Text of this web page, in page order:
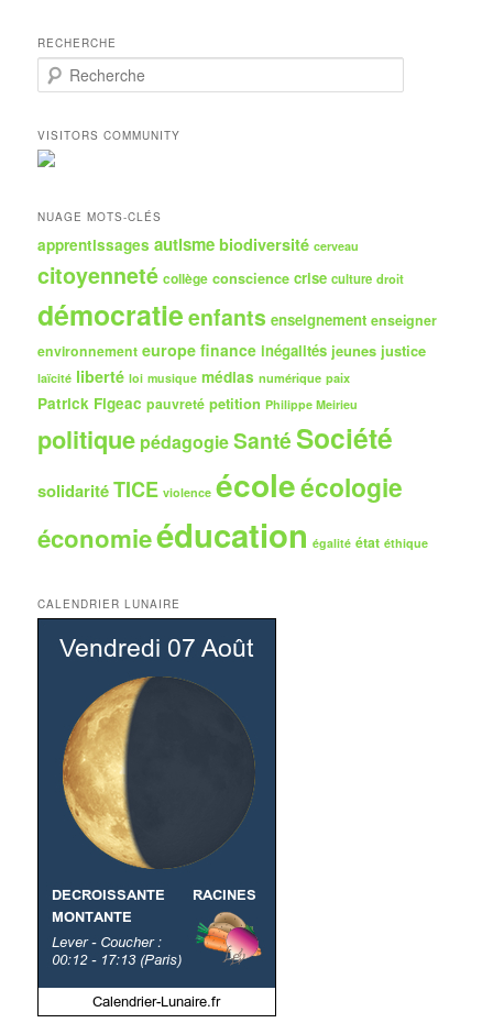
RECHERCHE
e
h
e
r
h
VISITORS COMMUNITY
NUAGE MOTS-CLÉS
apprentissages autisme biodiversité cerveau
citoyenneté collège conscience crise culture droit
démocratieenfants enseignement enseigner
environnement europe finance inégalités jeunes justice
laïcité liberté loi musique médias numérique paix
Patrick Figeac pauvreté petition Philippe Meirieu
politique pédagogieSantéSociété
solidaritéTICE violence écoleécologie
économieéducation égalité état éthique
CALENDRIER LUNAIRE